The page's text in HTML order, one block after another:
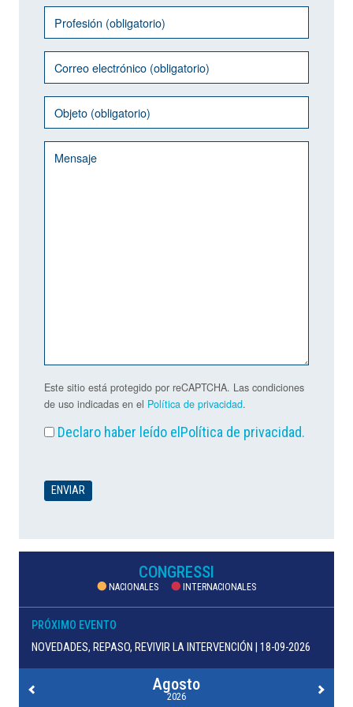
Este sitio está protegido por reCAPTCHA. Las condiciones
de uso indicadas en el Política de privacidad.
Declaro haber leído el Política de privacidad.
CONGRESSI
NACIONALES INTERNACIONALES
PRÓXIMO EVENTO
NOVEDADES, REPASO, REVIVIR LA INTERVENCIÓN | 18-09-2026
Agosto
2026